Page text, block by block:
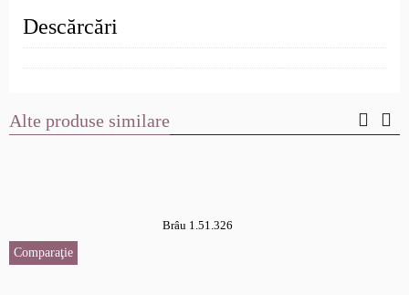
Descărcări
Alte produse similare
Brâu 1.51.326
Comparaţie